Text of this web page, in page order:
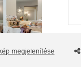
megjelenítése